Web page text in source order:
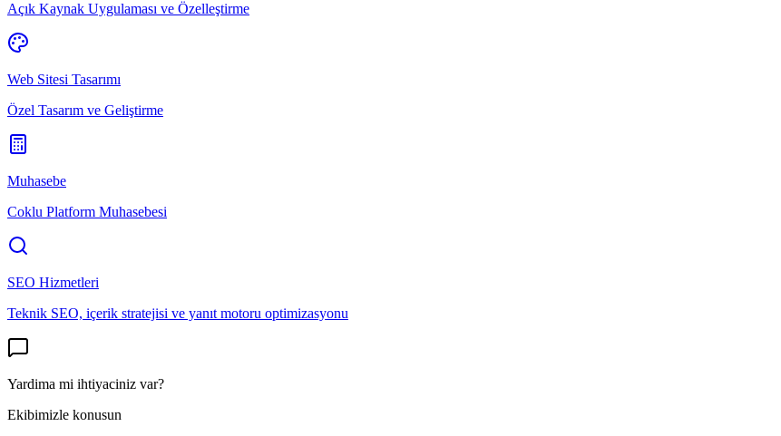
Açık Kaynak Uygulaması ve Özelleştirme
Web Sitesi Tasarımı
Özel Tasarım ve Geliştirme
Muhasebe
Coklu Platform Muhasebesi
SEO Hizmetleri
Teknik SEO, içerik stratejisi ve yanıt motoru optimizasyonu
Yardima mi ihtiyaciniz var?
Ekibimizle konusun